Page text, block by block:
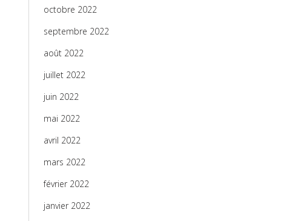
octobre 2022
septembre 2022
août 2022
juillet 2022
juin 2022
mai 2022
avril 2022
mars 2022
février 2022
janvier 2022